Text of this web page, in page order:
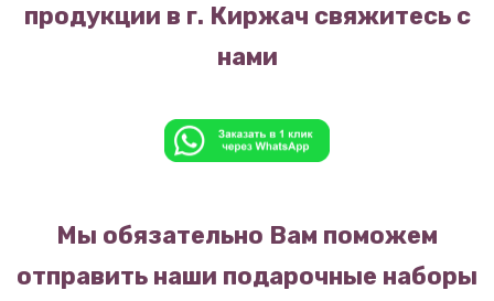
продукции в г. Киржач свяжитесь с
нами
Мы обязательно Вам поможем
отправить наши подарочные наборы